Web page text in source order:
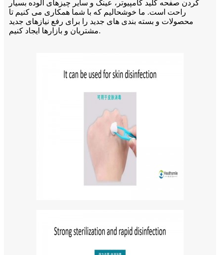
کردن صفحه کلید کامپیوتر، عینک و سایر چیزهای آلوده بسیار
راحت است. ما خوشحالیم که با شما همکاری می کنیم تا
محصولات و بسته بندی های جدید را برای رفع نیازهای جدید
مشتریان و بازارها ایجاد کنیم.